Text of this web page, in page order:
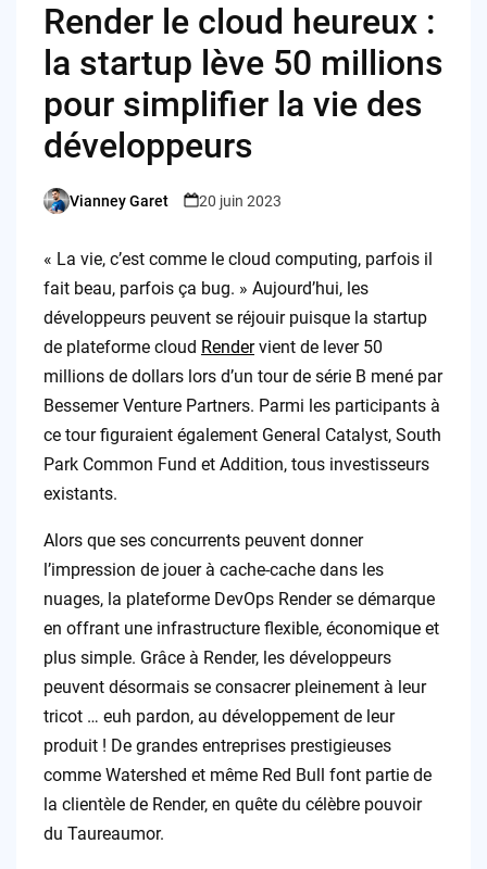
Render le cloud heureux :
la startup lève 50 millions
pour simplifier la vie des
développeurs
Posted
Vianney Garet 20 juin 2023
« La vie, c’est comme le cloud computing, parfois il
fait beau, parfois ça bug. » Aujourd’hui, les
développeurs peuvent se réjouir puisque la startup
de plateforme cloud Rendervient de lever 50
millions de dollars lors d’un tour de série B mené par
Bessemer Venture Partners. Parmi les participants à
ce tour figuraient également General Catalyst, South
Park Common Fund et Addition, tous investisseurs
existants.
Alors que ses concurrents peuvent donner
l’impression de jouer à cache-cache dans les
nuages, la plateforme DevOps Render se démarque
en offrant une infrastructure flexible, économique et
plus simple. Grâce à Render, les développeurs
peuvent désormais se consacrer pleinement à leur
tricot … euh pardon, au développement de leur
produit ! De grandes entreprises prestigieuses
comme Watershed et même Red Bull font partie de
la clientèle de Render, en quête du célèbre pouvoir
du Taureaumor.